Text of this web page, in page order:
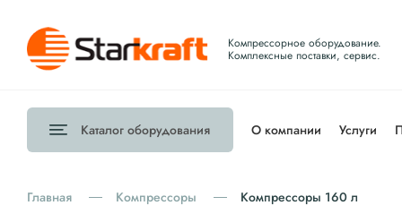
Компрессорное оборудование.
Комплексные поставки, сервис.
Каталог оборудования О компании Услуги
Главная Компрессоры Компрессоры 160 л